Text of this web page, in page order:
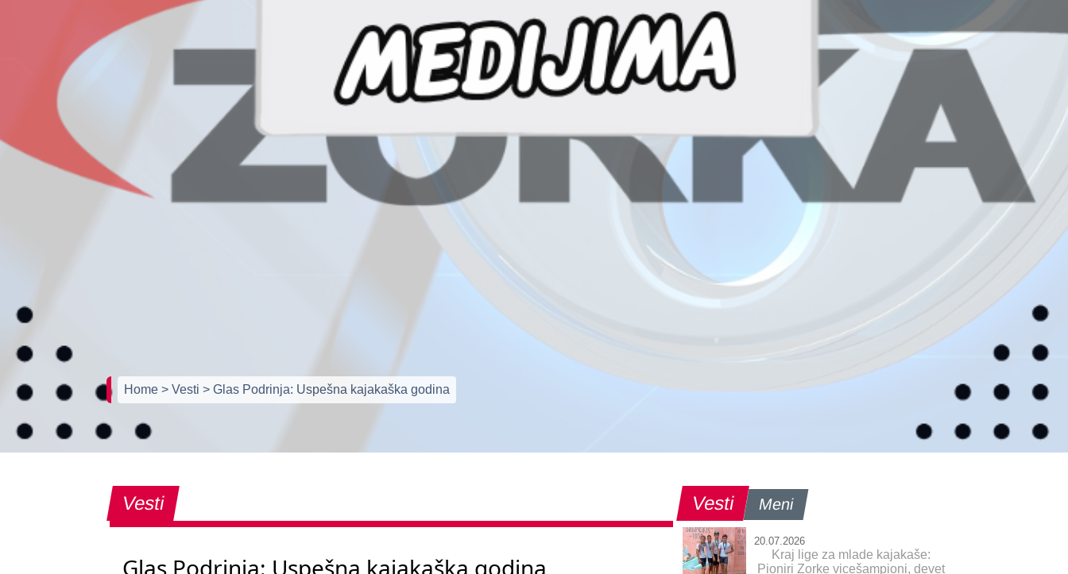
Home> Vesti> Glas Podrinja: Uspešna kajakaška godina
Vesti
Glas Podrinja: Uspešna kajakaška godina
Vesti Meni
20.07.2026
Kraj lige za mlade kajakaše:
Pioniri Zorke vicešampioni, devet